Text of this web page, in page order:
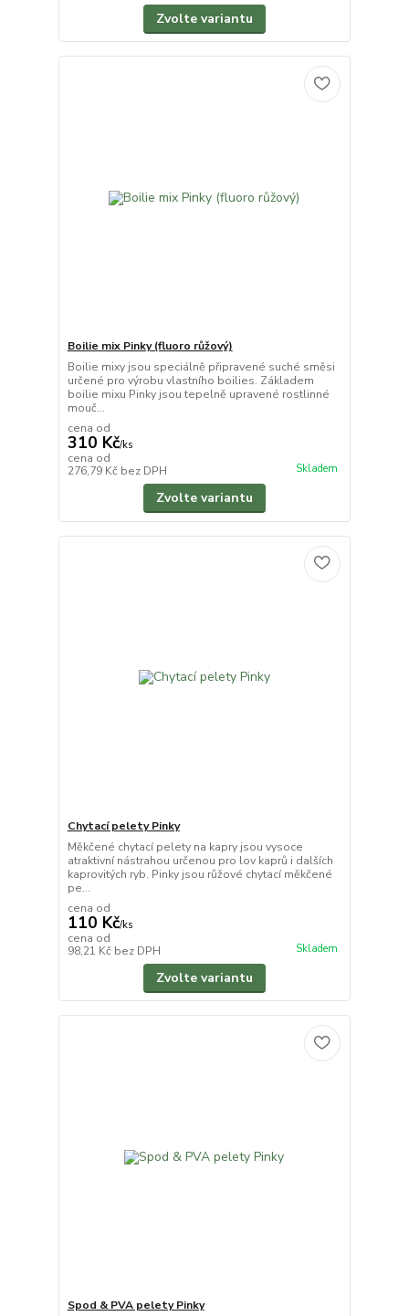
Zvolte variantu
Boilie mix Pinky (fluoro růžový)
Boilie mixy jsou speciálně připravené suché směsi
určené pro výrobu vlastního boilies. Základem
boilie mixu Pinky jsou tepelně upravené rostlinné
mouč...
cena od
310 Kč/ks
cena od
276,79 Kč bez DPH Skladem
Zvolte variantu
Chytací pelety Pinky
Měkčené chytací pelety na kapry jsou vysoce
atraktivní nástrahou určenou pro lov kaprů i dalších
kaprovitých ryb. Pinky jsou růžové chytací měkčené
pe...
cena od
110 Kč/ks
cena od
98,21 Kč bez DPH Skladem
Zvolte variantu
Spod & PVA pelety Pinky